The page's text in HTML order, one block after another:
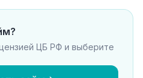
ЦБ РФ и выберите